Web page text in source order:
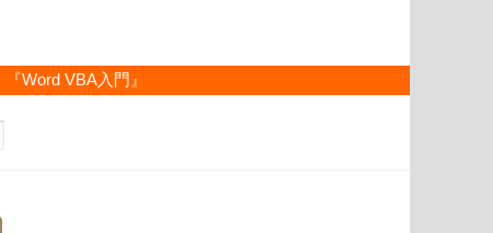
『Word VBA入門』